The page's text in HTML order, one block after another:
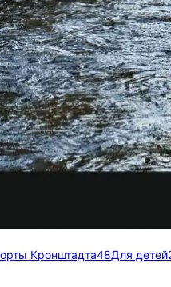
Кронштадта48Для детей